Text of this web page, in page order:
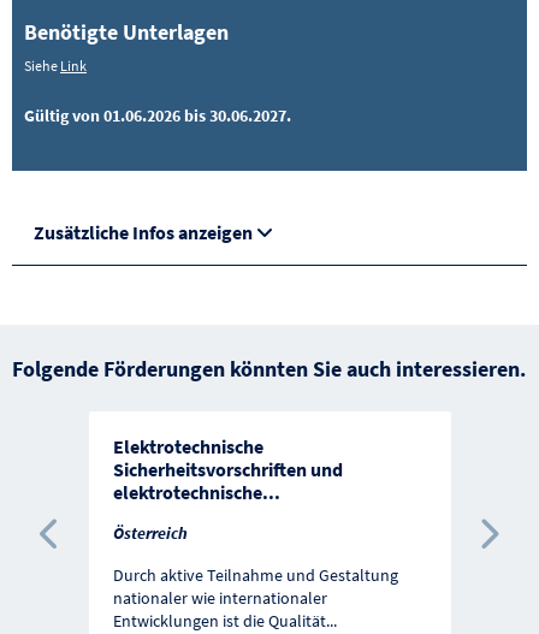
Benötigte Unterlagen
Siehe Link
Gültig von 01.06.2026 bis 30.06.2027.
Zusätzliche Infos anzeigen
Folgende Förderungen könnten Sie auch interessieren.
Elektrotechnische
Sicherheitsvorschriften und
elektrotechnische...
Österreich
Durch aktive Teilnahme und Gestaltung
nationaler wie internationaler
Entwicklungen ist die Qualität...
Vorherige Förderung